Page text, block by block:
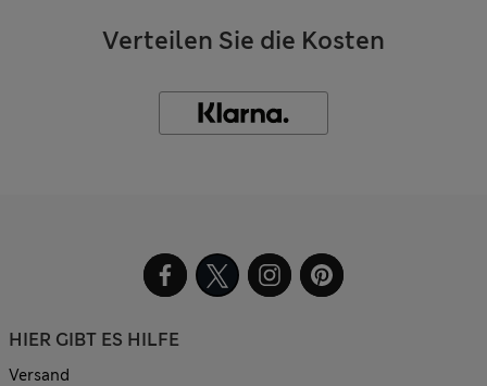
Verteilen Sie die Kosten
HIER GIBT ES HILFE
Versand